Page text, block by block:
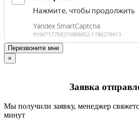
Перезвоните мне
×
Заявка
Мы получили заявку, менеджер
минут